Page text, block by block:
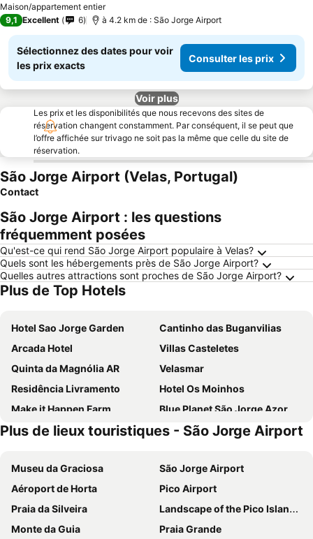
Maison/appartement entier
9,1 Excellent 6 à 4.2 km de : São Jorge Airport
Sélectionnez des dates pour voir
les prix exacts
Consulter les prix
Voir plus
Les prix et les disponibilités que nous recevons des sites de
réservation changent constamment. Par conséquent, il se peut que
l’offre affichée sur trivago ne soit pas la même que celle du site de
réservation.
São Jorge Airport (Velas, Portugal)
Contact
São Jorge Airport : les questions
fréquemment posées
Qu'est-ce qui rend São Jorge Airport populaire à Velas?
Quels sont les hébergements près de São Jorge Airport?
Quelles autres attractions sont proches de São Jorge Airport?
Plus de Top Hotels
Hotel Sao Jorge Garden
Cantinho das Buganvilias
Arcada Hotel
Villas Casteletes
Quinta da Magnólia AR
Velasmar
Residência Livramento
Hotel Os Moinhos
Make it Happen Farm
Blue Planet São Jorge Azores - RRAL nº 1341
Hotel Solmar
Tropical Fruit Garden
Plus de lieux touristiques - São Jorge Airport
Museu da Graciosa
São Jorge Airport
Aéroport de Horta
Pico Airport
Praia da Silveira
Landscape of the Pico Island Vineyard Culture
Monte da Guia
Praia Grande